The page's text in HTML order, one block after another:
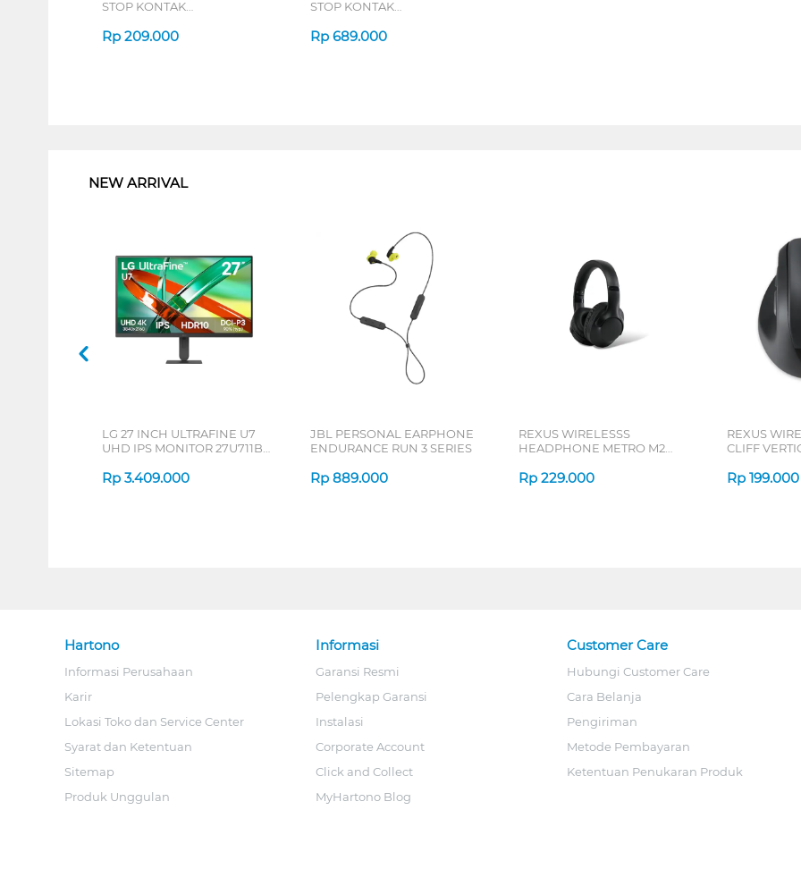
STOP KONTAK
Rp 209.000
STOP KONTAK
Rp 689.000
NEW ARRIVAL
LG 27 INCH ULTRAFINE U7
UHD IPS MONITOR 27U711B-
Rp 3.409.000
JBL PERSONAL EARPHONE
ENDURANCE RUN 3 SERIES
Rp 889.000
REXUS WIRELESSS
HEADPHONE METRO M2
Rp 229.000
REXUS
CLIFF
Rp 199.000
Hartono
Informasi Perusahaan
Karir
Lokasi Toko dan Service Center
Syarat dan Ketentuan
Sitemap
Produk Unggulan
Informasi
Garansi Resmi
Pelengkap Garansi
Instalasi
Corporate Account
Click and Collect
MyHartono Blog
Customer Care
Hubungi Customer Care
Cara Belanja
Pengiriman
Metode Pembayaran
Ketentuan Penukaran Produk